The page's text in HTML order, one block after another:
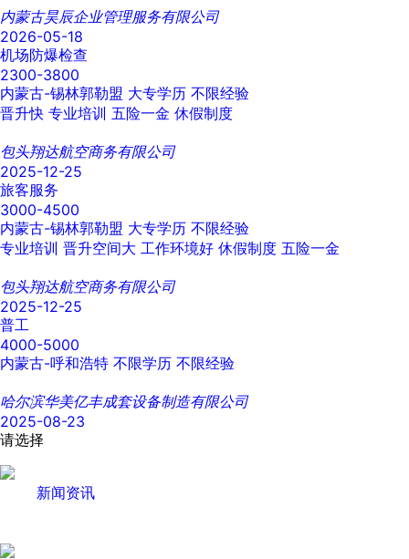
内蒙古昊辰企业管理服务有限公司
2026-05-18
机场防爆检查
2300-3800
内蒙古-锡林郭勒盟 大专学历 不限经验
晋升快 专业培训 五险一金 休假制度
包头翔达航空商务有限公司
2025-12-25
旅客服务
3000-4500
内蒙古-锡林郭勒盟 大专学历 不限经验
专业培训 晋升空间大 工作环境好 休假制度 五险一金
包头翔达航空商务有限公司
2025-12-25
普工
4000-5000
内蒙古-呼和浩特 不限学历 不限经验
哈尔滨华美亿丰成套设备制造有限公司
2025-08-23
请选择
新闻资讯